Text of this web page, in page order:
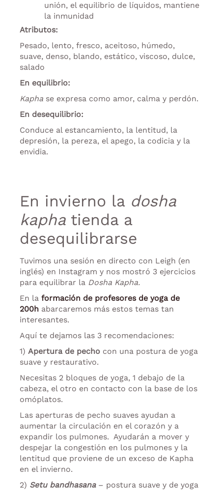
unión, el equilibrio de líquidos, mantiene
la inmunidad
Atributos:
Pesado, lento, fresco, aceitoso, húmedo,
suave, denso, blando, estático, viscoso, dulce,
salado
En equilibrio:
Kapha se expresa como amor, calma y perdón.
En desequilibrio:
Conduce al estancamiento, la lentitud, la
depresión, la pereza, el apego, la codicia y la
envidia.
En invierno la dosha
kapha tienda a
desequilibrarse
Tuvimos una sesión en directo con Leigh (en
inglés) en Instagram y nos mostró 3 ejercicios
para equilibrar la Dosha Kapha.
En la formación de profesores de yoga de
200h abarcaremos más estos temas tan
interesantes.
Aquí te dejamos las 3 recomendaciones:
1) Apertura de pecho con una postura de yoga
suave y restaurativo.
Necesitas 2 bloques de yoga, 1 debajo de la
cabeza, el otro en contacto con la base de los
omóplatos.
Las aperturas de pecho suaves ayudan a
aumentar la circulación en el corazón y a
expandir los pulmones. Ayudarán a mover y
despejar la congestión en los pulmones y la
lentitud que proviene de un exceso de Kapha
en el invierno.
2) Setu bandhasana– postura suave y de yoga